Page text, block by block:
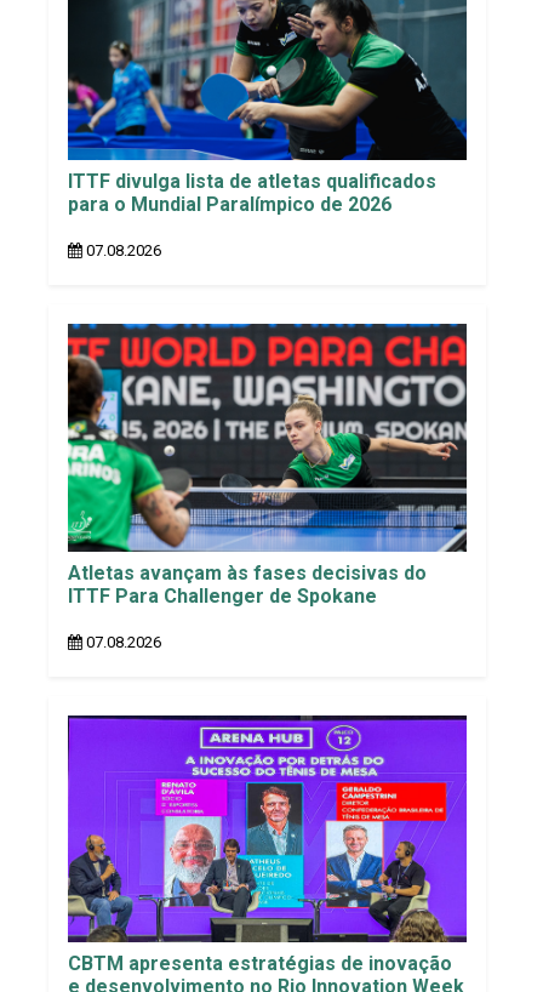
ITTF divulga lista de atletas qualificados
para o Mundial Paralímpico de 2026
07.08.2026
Atletas avançam às fases decisivas do
ITTF Para Challenger de Spokane
07.08.2026
CBTM apresenta estratégias de inovação
e desenvolvimento no Rio Innovation Week